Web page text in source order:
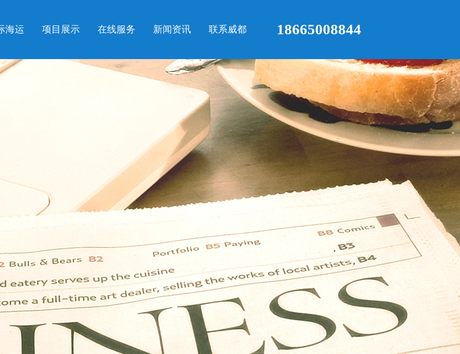
海运 项目展示 在线服务 新闻资讯 联系威都 18665008844